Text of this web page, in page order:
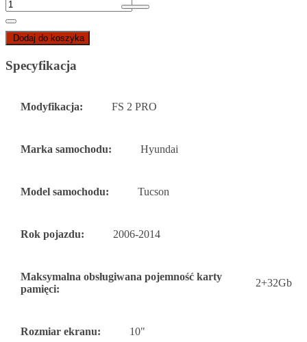
Dodaj do koszyka
Specyfikacja
Modyfikacja: FS 2 PRO
Marka samochodu: Hyundai
Model samochodu: Tucson
Rok pojazdu: 2006-2014
Maksymalna obsługiwana pojemność karty
pamięci:
2+32Gb
Rozmiar ekranu: 10"